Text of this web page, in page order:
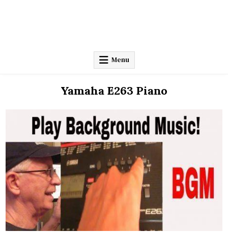
Menu
Yamaha E263 Piano